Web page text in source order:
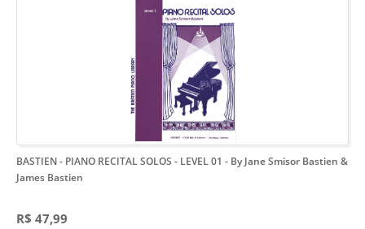
BASTIEN - PIANO RECITAL SOLOS - LEVEL 01 - By Jane Smisor Bastien &
James Bastien
R$ 47,99